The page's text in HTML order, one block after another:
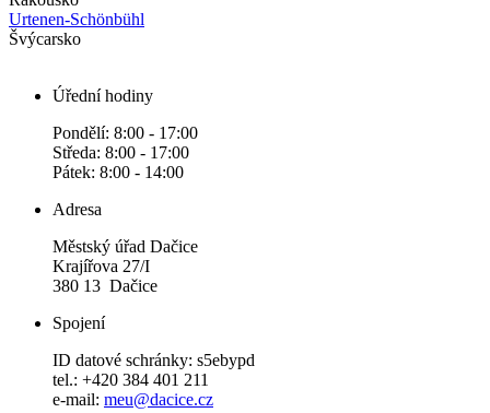
Urtenen-Schönbühl
Švýcarsko
Úřední hodiny
Pondělí: 8:00 - 17:00
Středa: 8:00 - 17:00
Pátek: 8:00 - 14:00
Adresa
Městský úřad Dačice
Krajířova 27/I
380 13 Dačice
Spojení
ID datové schránky: s5ebypd
tel.: +420 384 401 211
e-mail: meu@dacice.cz